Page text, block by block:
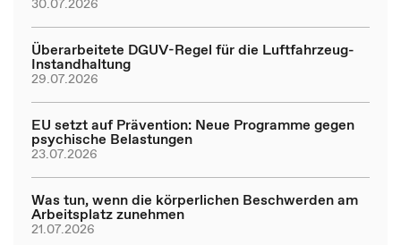
Überarbeitete DGUV-Regel für die Luftfahrzeug-
Instandhaltung
29.07.2026
EU setzt auf Prävention: Neue Programme gegen
psychische Belastungen
23.07.2026
Was tun, wenn die körperlichen Beschwerden am
Arbeitsplatz zunehmen
21.07.2026